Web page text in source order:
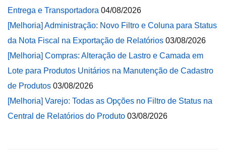
Entrega e Transportadora 04/08/2026
[Melhoria] Administração: Novo Filtro e Coluna para Status
da Nota Fiscal na Exportação de Relatórios 03/08/2026
[Melhoria] Compras: Alteração de Lastro e Camada em
Lote para Produtos Unitários na Manutenção de Cadastro
de Produtos 03/08/2026
[Melhoria] Varejo: Todas as Opções no Filtro de Status na
Central de Relatórios do Produto 03/08/2026